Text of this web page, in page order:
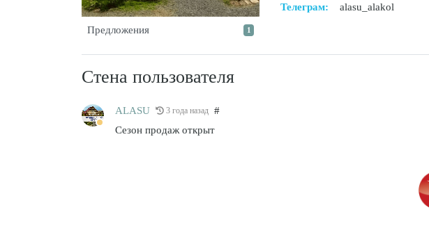
Предложения 1
Телеграм:
alasu_alakol
Стена пользователя
ALASU 3 года назад #
Сезон продаж открыт